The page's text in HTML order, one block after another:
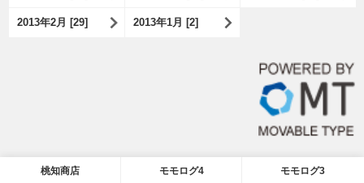
2013年2月 [29] 2013年1月 [2]
桃知商店 モモログ4 モモログ3